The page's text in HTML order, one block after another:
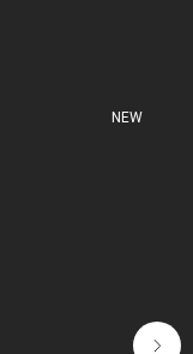
NEW